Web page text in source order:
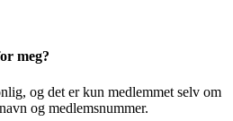
meg?
og det er kun medlemmet selv om
og medlemsnummer.